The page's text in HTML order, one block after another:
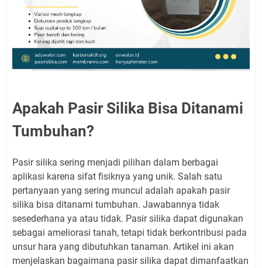
Apakah Pasir Silika Bisa Ditanami
Tumbuhan?
Pasir silika sering menjadi pilihan dalam berbagai
aplikasi karena sifat fisiknya yang unik. Salah satu
pertanyaan yang sering muncul adalah apakah pasir
silika bisa ditanami tumbuhan. Jawabannya tidak
sesederhana ya atau tidak. Pasir silika dapat digunakan
sebagai ameliorasi tanah, tetapi tidak berkontribusi pada
unsur hara yang dibutuhkan tanaman. Artikel ini akan
menjelaskan bagaimana pasir silika dapat dimanfaatkan